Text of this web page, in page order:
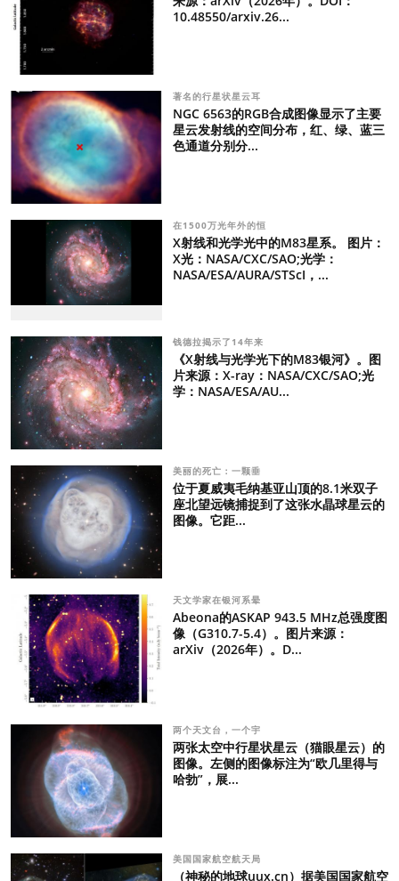
10.48550/arxiv.26...
著名的行星状星云耳
NGC 6563的RGB合成图像显示了主要
星云发射线的空间分布，红、绿、蓝三
色通道分别分...
在1500万光年外的恒
X射线和光学光中的M83星系。 图片：
X光：NASA/CXC/SAO;光学：
NASA/ESA/AURA/STScI，...
钱德拉揭示了14年来
《X射线与光学光下的M83银河》。图
片来源：X-ray：NASA/CXC/SAO;光
学：NASA/ESA/AU...
美丽的死亡：一颗垂
位于夏威夷毛纳基亚山顶的8.1米双子
座北望远镜捕捉到了这张水晶球星云的
图像。它距...
天文学家在银河系晕
Abeona的ASKAP 943.5 MHz总强度图
像（G310.7-5.4）。图片来源：
arXiv（2026年）。D...
两个天文台，一个宇
两张太空中行星状星云（猫眼星云）的
图像。左侧的图像标注为“欧几里得与
哈勃”，展...
美国国家航空航天局
（神秘的地球uux.cn）据美国国家航空